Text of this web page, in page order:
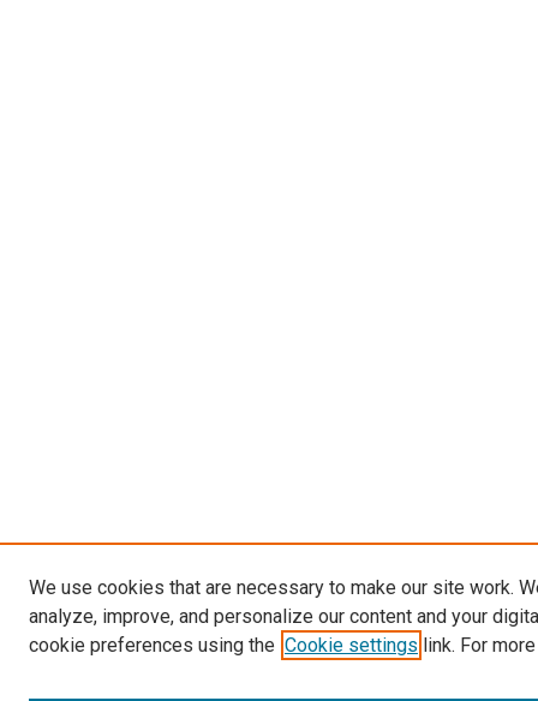
We use cookies that are necessary to make our site work.
analyze, improve, and personalize our content and your
cookie preferences using the Cookie settings link. For